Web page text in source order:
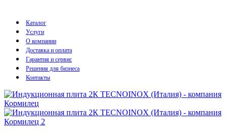
Каталог
Услуги
О компании
Доставка и оплата
Гарантия и сервис
Решения для бизнеса
Контакты